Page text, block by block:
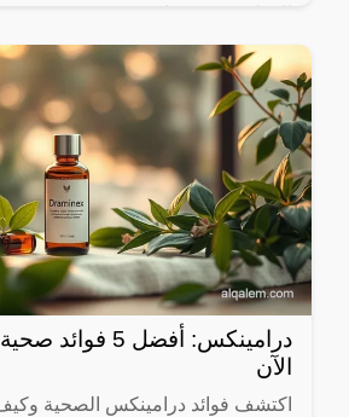
واللحم المفروم
درامينكس: أفضل 5
الآن
اكتشف فوائد درامينكس الصحية